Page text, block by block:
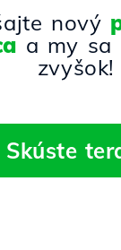
nový
a my sa
zvyšok!
Skúste